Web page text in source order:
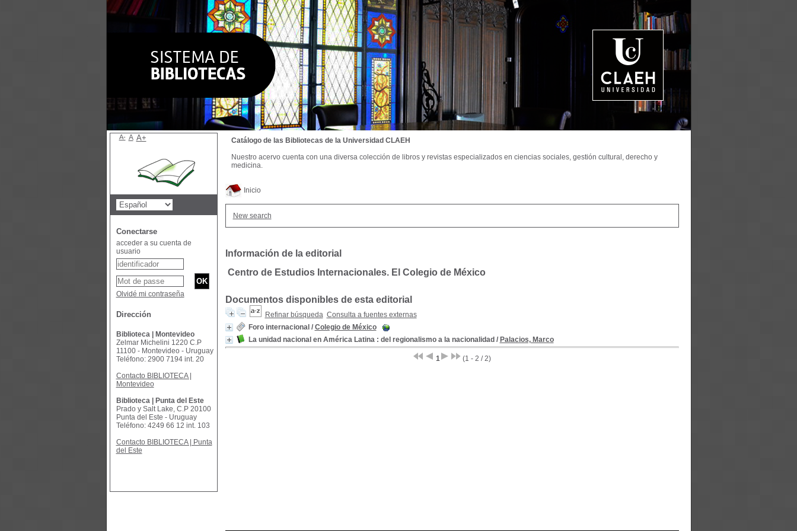
Inicio
New search
Información de la editorial
Centro de Estudios Internacionales. El Colegio de México
Documentos disponibles de esta editorial
Refinar búsqueda Consulta a fuentes externas
Foro internacional / Colegio de México
La unidad nacional en América Latina : del regionalismo a la nacionalidad / Palacios, Marco
1 (1 - 2 / 2)
Catálogo de las Bibliotecas de la Universidad CLAEH
Nuestro acervo cuenta con una diversa colección de libros y revistas especializados en ciencias sociales, gestión cultural, derecho y
medicina.
A- A A+
Conectarse
acceder a su cuenta de
usuario
Olvidé mi contraseña
Dirección
Biblioteca | Montevideo
Zelmar Michelini 1220 C.P
11100 - Montevideo - Uruguay
Teléfono: 2900 7194 int. 20
Contacto BIBLIOTECA |
Montevideo
Biblioteca | Punta del Este
Prado y Salt Lake, C.P 20100
Punta del Este - Uruguay
Teléfono: 4249 66 12 int. 103
Contacto BIBLIOTECA | Punta
del Este